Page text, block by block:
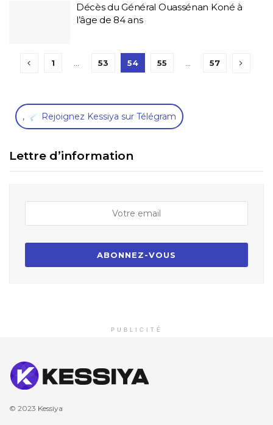
Décès du Général Ouassénan Koné à
l’âge de 84 ans
1 53 54 55 57
, Rejoignez Kessiya sur Télégram
Lettre d’information
PUBLICITÉ
© 2023 Kessiya